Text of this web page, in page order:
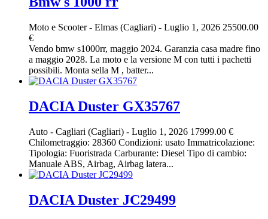
Moto e Scooter- Elmas (Cagliari) - Luglio 1, 2026 25500.00
€
Vendo bmw s1000rr, maggio 2024. Garanzia casa madre fino
a maggio 2028. La moto e la versione M con tutti i pachetti
possibili. Monta sella M , batter...
DACIA Duster GX35767
Auto - Cagliari (Cagliari) - Luglio 1, 2026 17999.00 €
Chilometraggio: 28360 Condizioni: usato Immatricolazione:
Tipologia: Fuoristrada Carburante: Diesel Tipo di cambio:
Manuale ABS, Airbag, Airbag latera...
DACIA Duster JC29499